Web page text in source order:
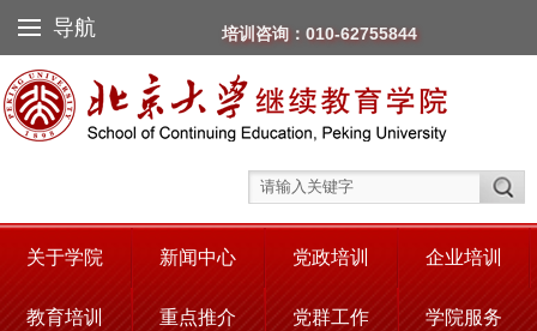
导航 培训咨询：010-62755844
关于学院 新闻中心 党政培训 企业培训
教育培训 重点推介 党群工作 学院服务